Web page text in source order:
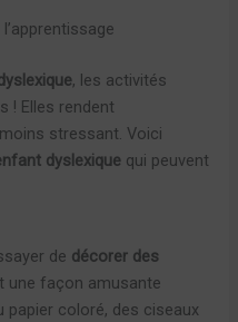
, les activités
! Elles rendent
stressant. Voici
dyslexique qui peuvent
de décorer des
une façon amusante
papier coloré, des ciseaux